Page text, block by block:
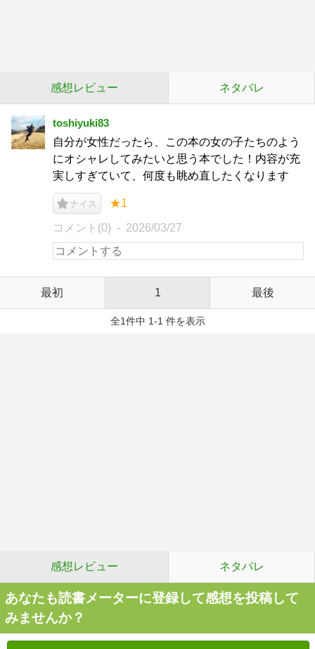
感想レビュー ネタバレ
toshiyuki83
自分が女性だったら、この本の女の子たちのよう
にオシャレしてみたいと思う本でした！内容が充
実しすぎていて、何度も眺め直したくなります
ナイス ★1
コメント(0) 2026/03/27
最初 1 最後
全1件中 1-1 件を表示
感想レビュー ネタバレ
あなたも読書メーターに登録して感想を投稿して
みませんか？